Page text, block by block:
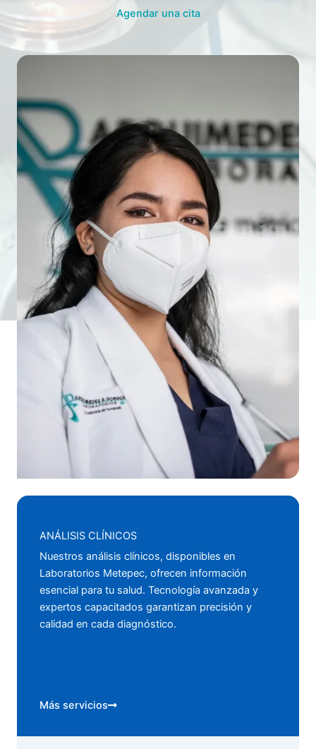
Agendar una cita
ANÁLISIS CLÍNICOS
Nuestros análisis clínicos, disponibles en
Laboratorios Metepec, ofrecen información
esencial para tu salud. Tecnología avanzada y
expertos capacitados garantizan precisión y
calidad en cada diagnóstico.
Más servicios